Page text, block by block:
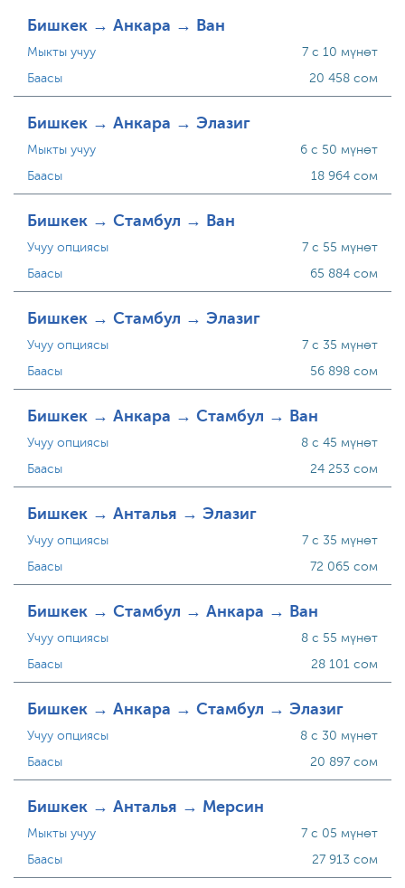
Бишкек → Анкара → Ван
Мыкты учуу
Баасы
7 с 10 мүнөт
20 458 сом
Бишкек → Анкара → Элазиг
Мыкты учуу
Баасы
6 с 50 мүнөт
18 964 сом
Бишкек → Стамбул → Ван
Учуу опциясы
Баасы
7 с 55 мүнөт
65 884 сом
Бишкек → Стамбул → Элазиг
Учуу опциясы
Баасы
7 с 35 мүнөт
56 898 сом
Бишкек → Анкара → Стамбул → Ван
Учуу опциясы
Баасы
8 с 45 мүнөт
24 253 сом
Бишкек → Анталья → Элазиг
Учуу опциясы
Баасы
7 с 35 мүнөт
72 065 сом
Бишкек → Стамбул → Анкара → Ван
Учуу опциясы
Баасы
8 с 55 мүнөт
28 101 сом
Бишкек → Анкара → Стамбул → Элазиг
Учуу опциясы
Баасы
8 с 30 мүнөт
20 897 сом
Бишкек → Анталья → Мерсин
Мыкты учуу
Баасы
7 с 05 мүнөт
27 913 сом